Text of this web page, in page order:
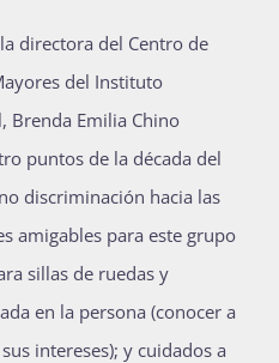
directora del Centro de
del Instituto
Brenda Emilia Chino
puntos de la década del
discriminación hacia las
amigables para este grupo
sillas de ruedas y
en la persona (conocer a
intereses); y cuidados a